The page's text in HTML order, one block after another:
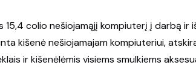
15,4 colio nešiojamąjį kompiuterį į darbą ir
kišenė nešiojamajam kompiuteriui,
ir kišenėlėmis visiems smulkiems